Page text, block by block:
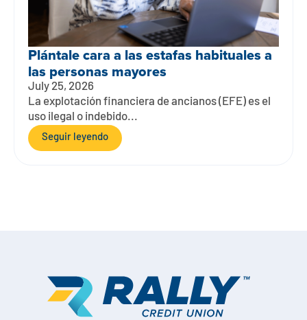
Plántale cara a las estafas habituales a
las personas mayores
July 25, 2026
La explotación financiera de ancianos (EFE) es el
uso ilegal o indebido...
Seguir leyendo